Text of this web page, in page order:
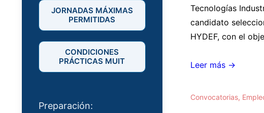
Tecnologías
candidato
HYDEF, con el
OFERTA
Inta
Leer más →
Convocatorias,
JORNADAS MÁXIMAS
PERMITIDAS
CONDICIONES
PRÁCTICAS MUIT
Preparación: